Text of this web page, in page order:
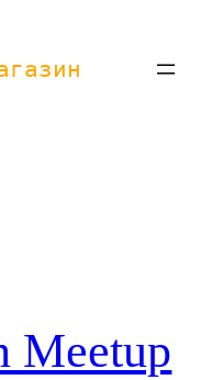
Meetup